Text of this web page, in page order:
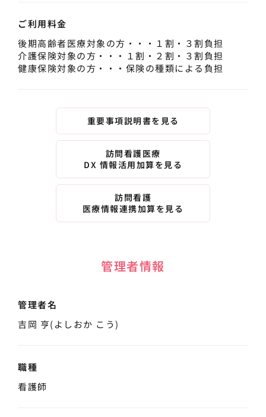
ご利用料金
後期高齢者医療対象の方・・・１割・３割負担
介護保険対象の方・・・１割・２割・３割負担
健康保険対象の方・・・保険の種類による負担
重要事項説明書を見る
訪問看護医療
DX 情報活用加算を見る
訪問看護
医療情報連携加算を見る
管理者情報
管理者名
吉岡 亨(よしおか こう)
職種
看護師